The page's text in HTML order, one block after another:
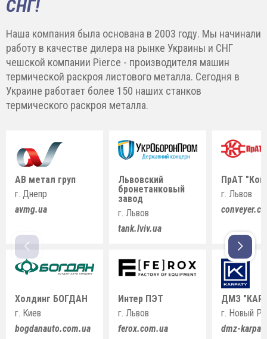
СНГ!
Наша компания была основана в 2003 году. Мы начинали
работу в качестве дилера на рынке Украины и СНГ
чешской компании Pierce - производителя машин
термической раскроя листового металла. Сегодня в
Украине работает более 150 наших станков
термического раскроя металла.
АВ метал груп
г. Днепр
avmg.ua
Холдинг БОГДАН
г. Киев
bogdanauto.com.ua
Львовский
бронетанковый
завод
г. Львов
tank.lviv.ua
Интер ПЭТ
г. Львов
ferox.com.ua
ПрАТ
г. Львов
ДМЗ
г. Новый
dmz-